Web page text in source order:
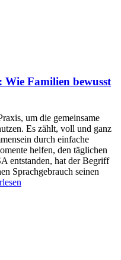
Wie Familien bewusst
um die gemeinsame
Es zählt, voll und ganz
durch einfache
helfen, den täglichen
entstanden, hat der Begriff
Sprachgebrauch seinen